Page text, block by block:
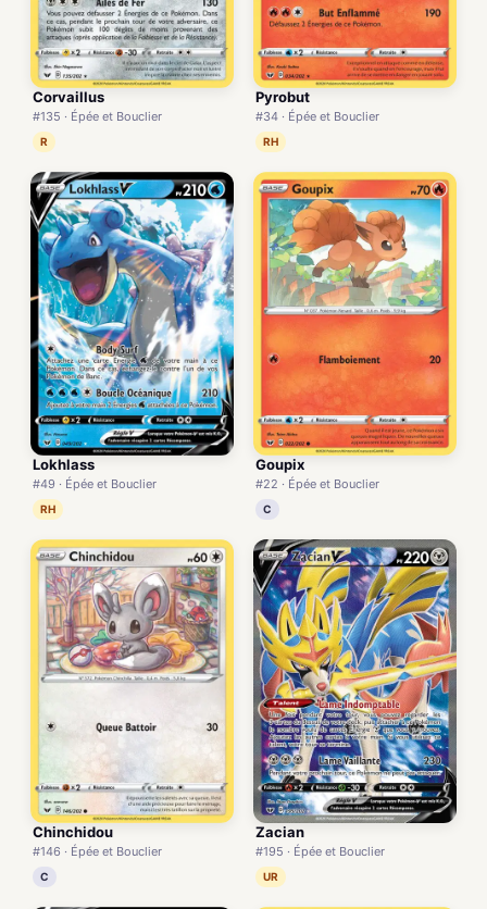
Corvaillus
#135 · Épée et Bouclier
R
Pyrobut
#34 · Épée et Bouclier
RH
Lokhlass
#49 · Épée et Bouclier
RH
Goupix
#22 · Épée et Bouclier
C
Chinchidou
#146 · Épée et Bouclier
C
Zacian
#195 · Épée et Bouclier
UR